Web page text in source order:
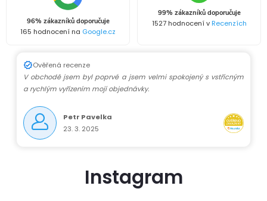
96% zákazníků doporučuje
165 hodnocení na Google.cz
99% zákazníků doporučuje
1527 hodnocení vRecenzích
Ověřená recenze
V obchodě jsem byl poprvé a jsem velmi spokojený s vstřícným
a rychlým vyřízením mojí objednávky.
Petr Pavelka
23. 3. 2025
Instagram